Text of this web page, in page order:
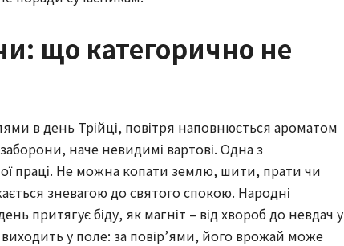
що категорично не
в день Трійці, повітря наповнюється ароматом
заборони, наче невидимі вартові. Одна з
праці. Не можна копати землю, шити, прати чи
зневагою до святого спокою. Народні
притягує біду, як магніт – від хвороб до невдач у
виходить у поле: за повір’ями, його врожай може